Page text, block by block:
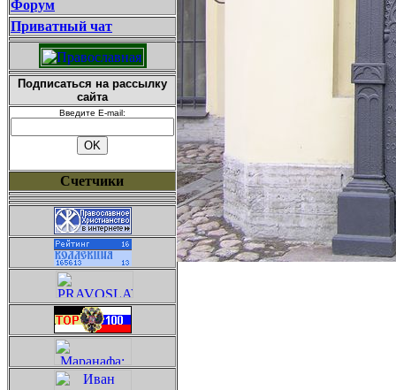
Форум
Приватный чат
Подписаться на рассылку
сайта
Введите E-mail:
Счетчики